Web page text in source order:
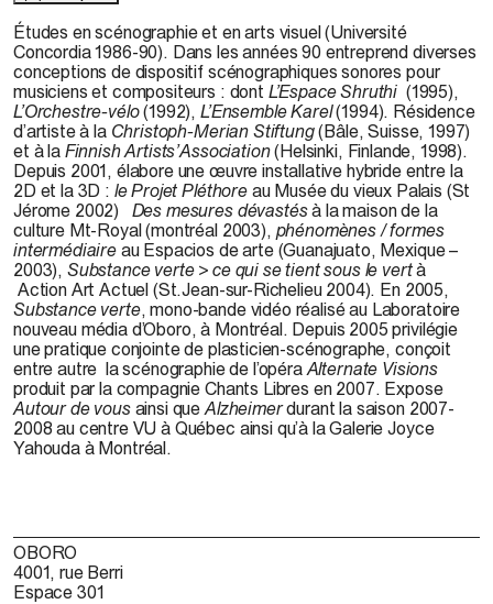
Études en scénographie et en arts visuel (Université
Concordia 1986-90). Dans les années 90 entreprend diverses
conceptions de dispositif scénographiques sonores pour
musiciens et compositeurs : dont L’Espace Shruthi (1995),
L’Orchestre-vélo(1992),L’Ensemble Karel(1994). Résidence
d’artiste à la Christoph-Merian Stiftung(Bâle, Suisse, 1997)
et à la Finnish Artists’Association(Helsinki, Finlande, 1998).
Depuis 2001, élabore une œuvre installative hybride entre la
2D et la 3D : le Projet Pléthoreau Musée du vieux Palais (St
Jérome 2002) Des mesures dévastésà la maison de la
culture Mt-Royal (montréal 2003), phénomènes / formes
intermédiaire au Espacios de arte (Guanajuato, Mexique –
2003), Substance verte > ce qui se tient sous le vertà
Action Art Actuel (St.Jean-sur-Richelieu 2004). En 2005,
Substance verte, mono-bande vidéo réalisé au Laboratoire
nouveau média d’Oboro, à Montréal. Depuis 2005 privilégie
une pratique conjointe de plasticien-scénographe, conçoit
entre autre la scénographie de l’opéra Alternate Visions
produit par la compagnie Chants Libres en 2007. Expose
Autour de vousainsi queAlzheimerdurant la saison 2007-
2008 au centre VU à Québec ainsi qu’à la Galerie Joyce
Yahouda à Montréal.
OBORO
4001, rue Berri
Espace 301